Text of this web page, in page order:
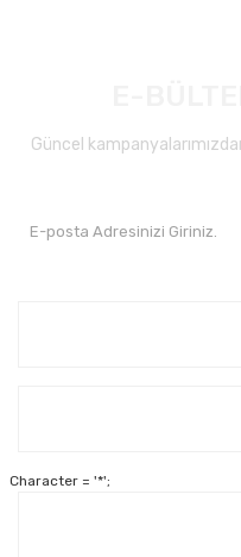
Güncel
Character = '*';